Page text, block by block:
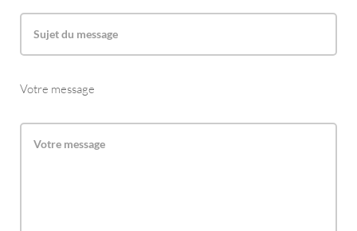
Votre message